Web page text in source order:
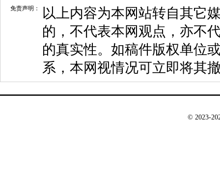
免责声明：
以上内容为本网站转自其它
的，不代表本网观点，亦不
的真实性。如稿件版权单位
系，本网视情况可立即将其
© 2023-